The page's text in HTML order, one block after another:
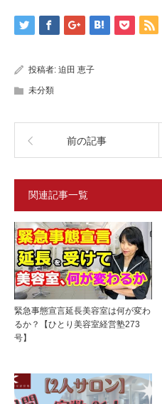
投稿者: 迫田 恵子
未分類
前の記事
関連記事一覧
緊急事態宣言延長美容室は何が変わ
るか？【ひとり美容室経営塾273
号】